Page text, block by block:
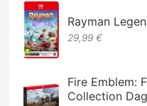
Rayman
29,99 €
Fire Emblem:
Collection